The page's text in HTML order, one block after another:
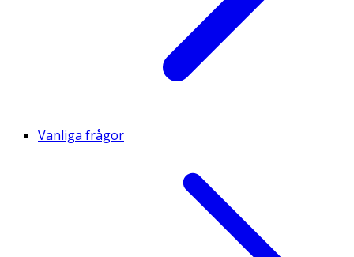
Vanliga frågor